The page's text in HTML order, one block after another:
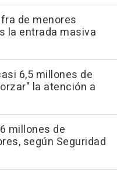
de menores
la entrada masiva
6,5 millones de
la atención a
millones de
según Seguridad